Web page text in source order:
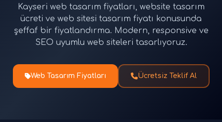
Kayseri web tasarım fiyatları, website tasarım
ücreti ve web sitesi tasarım fiyatı konusunda
şeffaf bir fiyatlandırma. Modern, responsive ve
SEO uyumlu web siteleri tasarlıyoruz.
Web Tasarım Fiyatları Ücretsiz Teklif Al